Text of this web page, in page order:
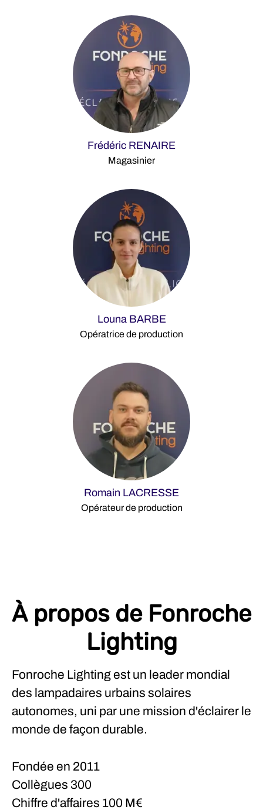
Frédéric RENAIRE
Magasinier
Louna BARBE
Opératrice de production
Romain LACRESSE
Opérateur de production
À propos de Fonroche
Lighting
Fonroche Lighting est un leader mondial
des lampadaires urbains solaires
autonomes, uni par une mission d'éclairer le
monde de façon durable.
Fondée en 2011
Collègues 300
Chiffre d'affaires 100 M€